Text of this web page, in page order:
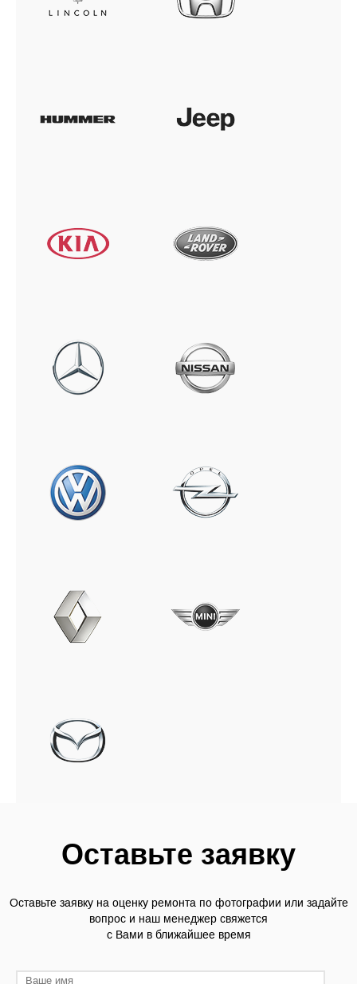
Оставьте заявку
Оставьте заявку на оценку ремонта по фотографии или задайте
вопрос и наш менеджер свяжется
с Вами в ближайшее время